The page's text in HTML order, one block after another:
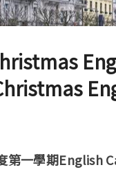
第一學期English